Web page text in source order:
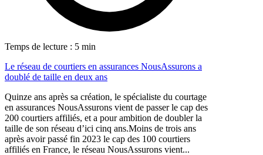
Temps de lecture : 5 min
Le réseau de courtiers en assurances NousAssurons a
doublé de taille en deux ans
Quinze ans après sa création, le spécialiste du courtage
en assurances NousAssurons vient de passer le cap des
200 courtiers affiliés, et a pour ambition de doubler la
taille de son réseau d’ici cinq ans.Moins de trois ans
après avoir passé fin 2023 le cap des 100 courtiers
affiliés en France, le réseau NousAssurons vient...